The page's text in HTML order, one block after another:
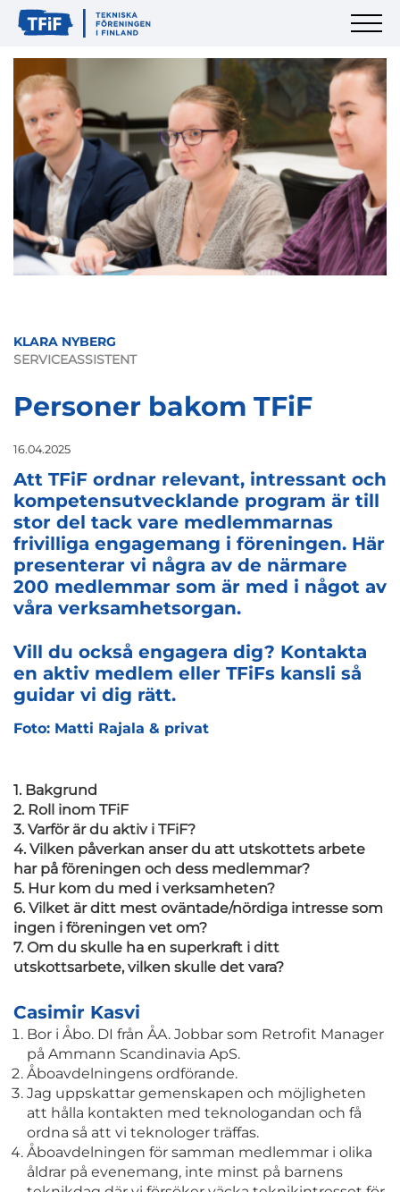
KLARA NYBERG
SERVICEASSISTENT
Personer bakom TFiF
16.04.2025
Att TFiF ordnar relevant, intressant och
kompetensutvecklande program är till
stor del tack vare medlemmarnas
frivilliga engagemang i föreningen. Här
presenterar vi några av de närmare
200 medlemmar som är med i något av
våra verksamhetsorgan.
Vill du också engagera dig? Kontakta
en aktiv medlem eller TFiFs kansli så
guidar vi dig rätt.
Foto: Matti Rajala & privat
1. Bakgrund
2. Roll inom TFiF
3. Varför är du aktiv i TFiF?
4. Vilken påverkan anser du att utskottets arbete
har på föreningen och dess medlemmar?
5. Hur kom du med i verksamheten?
6. Vilket är ditt mest oväntade/nördiga intresse som
ingen i föreningen vet om?
7. Om du skulle ha en superkraft i ditt
utskottsarbete, vilken skulle det vara?
Casimir Kasvi
Bor i Åbo. DI från ÅA. Jobbar som Retrofit Manager
på Ammann Scandinavia ApS.
Åboavdelningens ordförande.
Jag uppskattar gemenskapen och möjligheten
att hålla kontakten med teknologandan och få
ordna så att vi teknologer träffas.
Åboavdelningen för samman medlemmar i olika
åldrar på evenemang, inte minst på barnens